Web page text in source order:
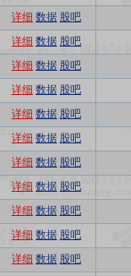
详细 数据 股吧
详细 数据 股吧
详细 数据 股吧
详细 数据 股吧
详细 数据 股吧
详细 数据 股吧
详细 数据 股吧
详细 数据 股吧
详细 数据 股吧
详细 数据 股吧
详细 数据 股吧